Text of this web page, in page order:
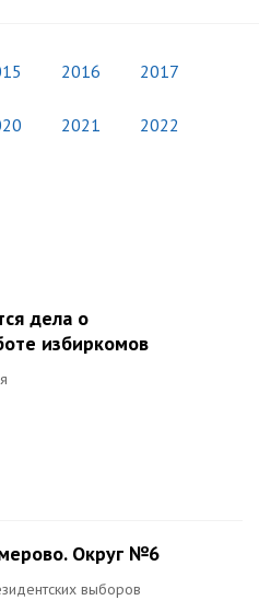
2016 2017
2021 2022
дела о
избиркомов
Округ №6
выборов